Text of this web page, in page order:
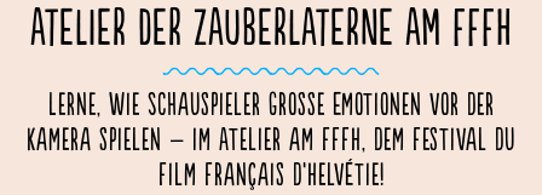
ATELIER DER ZAUBERLATERNE AM FFFH
Lerne, wie Schauspieler grosse Emotionen vor der
Kamera spielen – im Atelier am FFFH, dem Festival du
Film Français d’Helvétie!